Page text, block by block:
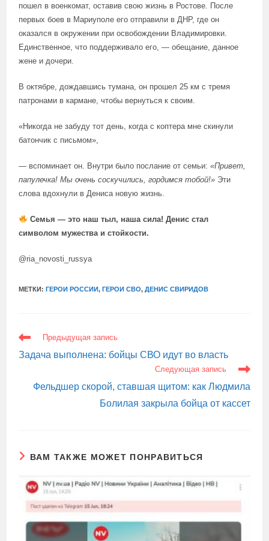
пошел в военкомат, оставив свою жизнь в Ростове. После
первых боев в Мариуполе его отправили в ДНР, где он
оказался в окружении при освобождении Владимировки.
Единственное, что поддерживало его, — обещание, данное
жене и дочери.
В октябре, дождавшись тумана, он прошел 25 км с тремя
патронами в кармане, чтобы вернуться к своим.
«Никогда не забуду тот день, когда с коптера мне скинули
батончик с письмом»,
— вспоминает он. Внутри было послание от семьи: «Привет,
папулечка! Мы очень соскучились, гордимся тобой!» Эти
слова вдохнули в Дениса новую жизнь.
Семья — это наш тыл, наша сила! Денис стал
символом мужества и стойкости.
@ria_novosti_russya
МЕТКИ:ГЕРОИ РОССИИ, ГЕРОИ СВО, ДЕНИС СВИРИДОВ
ЕЩЕ
СТАТЬИ
Предыдущая запись
Задача выполнена: бойцы СВО идут во власть
Следующая запись
Фельдшер скорой, ставшая щитом: как Людмила
Болилая закрыла бойца от кассет
ВАМ ТАКЖЕ МОЖЕТ ПОНРАВИТЬСЯ